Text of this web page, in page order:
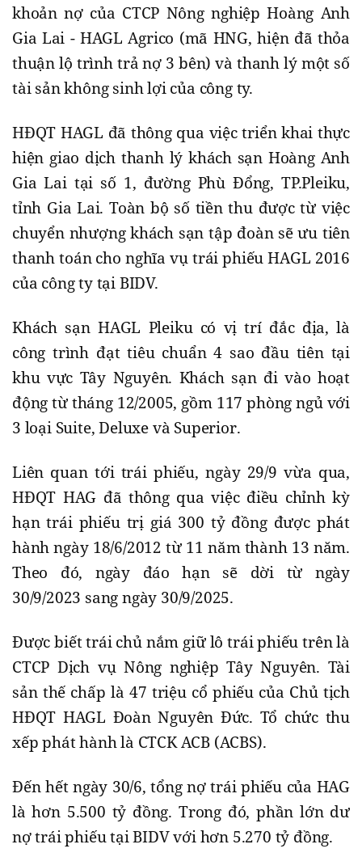
khoản nợ của CTCP Nông nghiệp Hoàng Anh
Gia Lai - HAGL Agrico (mã HNG, hiện đã thỏa
thuận lộ trình trả nợ 3 bên) và thanh lý một số
tài sản không sinh lợi của công ty.
HĐQT HAGL đã thông qua việc triển khai thực
hiện giao dịch thanh lý khách sạn Hoàng Anh
Gia Lai tại số 1, đường Phù Đổng, TP.Pleiku,
tỉnh Gia Lai. Toàn bộ số tiền thu được từ việc
chuyển nhượng khách sạn tập đoàn sẽ ưu tiên
thanh toán cho nghĩa vụ trái phiếu HAGL 2016
của công ty tại BIDV.
Khách sạn HAGL Pleiku có vị trí đắc địa, là
công trình đạt tiêu chuẩn 4 sao đầu tiên tại
khu vực Tây Nguyên. Khách sạn đi vào hoạt
động từ tháng 12/2005, gồm 117 phòng ngủ với
3 loại Suite, Deluxe và Superior.
Liên quan tới trái phiếu, ngày 29/9 vừa qua,
HĐQT HAG đã thông qua việc điều chỉnh kỳ
hạn trái phiếu trị giá 300 tỷ đồng được phát
hành ngày 18/6/2012 từ 11 năm thành 13 năm.
Theo đó, ngày đáo hạn sẽ dời từ ngày
30/9/2023 sang ngày 30/9/2025.
Được biết trái chủ nắm giữ lô trái phiếu trên là
CTCP Dịch vụ Nông nghiệp Tây Nguyên. Tài
sản thế chấp là 47 triệu cổ phiếu của Chủ tịch
HĐQT HAGL Đoàn Nguyên Đức. Tổ chức thu
xếp phát hành là CTCK ACB (ACBS).
Đến hết ngày 30/6, tổng nợ trái phiếu của HAG
là hơn 5.500 tỷ đồng. Trong đó, phần lớn dư
nợ trái phiếu tại BIDV với hơn 5.270 tỷ đồng.